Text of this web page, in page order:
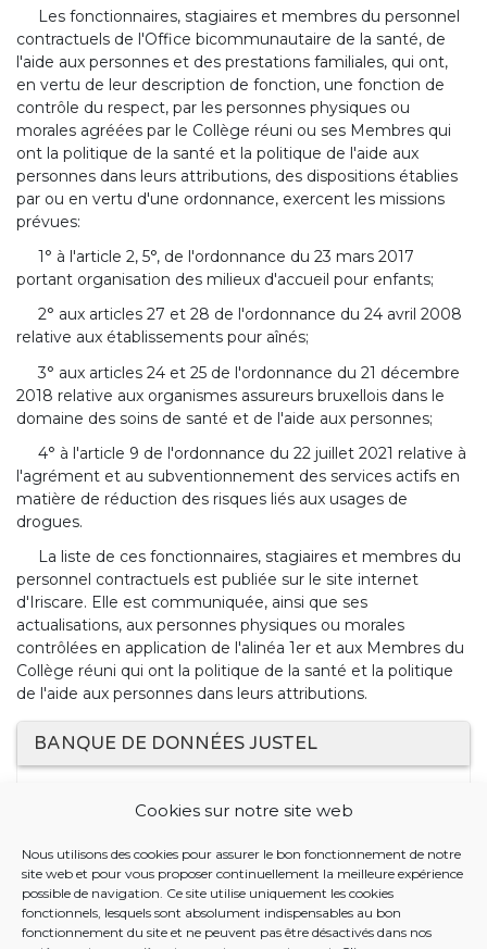
Cookies sur notre site web
Nous utilisons des cookies pour assurer le bon fonctionnement de notre
site web et pour vous proposer continuellement la meilleure expérience
possible de navigation. Ce site utilise uniquement les cookies
fonctionnels, lesquels sont absolument indispensables au bon
fonctionnement du site et ne peuvent pas être désactivés dans nos
Les fonctionnaires, stagiaires et membres du personnel
contractuels de l'Office bicommunautaire de la santé, de
l'aide aux personnes et des prestations familiales, qui ont,
en vertu de leur description de fonction, une fonction de
contrôle du respect, par les personnes physiques ou
morales agréées par le Collège réuni ou ses Membres qui
ont la politique de la santé et la politique de l'aide aux
personnes dans leurs attributions, des dispositions établies
par ou en vertu d'une ordonnance, exercent les missions
prévues:
1° à l'article 2, 5°, de l'ordonnance du 23 mars 2017
portant organisation des milieux d'accueil pour enfants;
2° aux articles 27 et 28 de l'ordonnance du 24 avril 2008
relative aux établissements pour aînés;
3° aux articles 24 et 25 de l'ordonnance du 21 décembre
2018 relative aux organismes assureurs bruxellois dans le
domaine des soins de santé et de l'aide aux personnes;
4° à l'article 9 de l'ordonnance du 22 juillet 2021 relative à
l'agrément et au subventionnement des services actifs en
matière de réduction des risques liés aux usages de
drogues.
La liste de ces fonctionnaires, stagiaires et membres du
personnel contractuels est publiée sur le site internet
d'Iriscare. Elle est communiquée, ainsi que ses
actualisations, aux personnes physiques ou morales
contrôlées en application de l'alinéa 1er et aux Membres du
Collège réuni qui ont la politique de la santé et la politique
de l'aide aux personnes dans leurs attributions.
BANQUE DE DONNÉES JUSTEL
Commission communautaire commune portant
des dispositions légales et réglementaires relatives aux
milieux d'accueil pour enfants, aux établissements pour
aînés, aux services actifs en matière de réduction des
risques liés aux usages de drogues et aux organismes